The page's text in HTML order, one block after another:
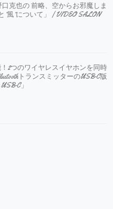
克也の 前略、空からお邪魔しま
”風”について」 | VIDEO SALON
2つのワイヤレスイヤホンを同時
トランスミッターのUSB-C版
C」